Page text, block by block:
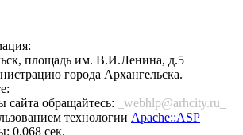
площадь им. В.И.Ленина, д.5
города Архангельска.
сайта обращайтесь:
_webhlp@arhcity.ru_
технологии Apache::ASP
0.068 сек.